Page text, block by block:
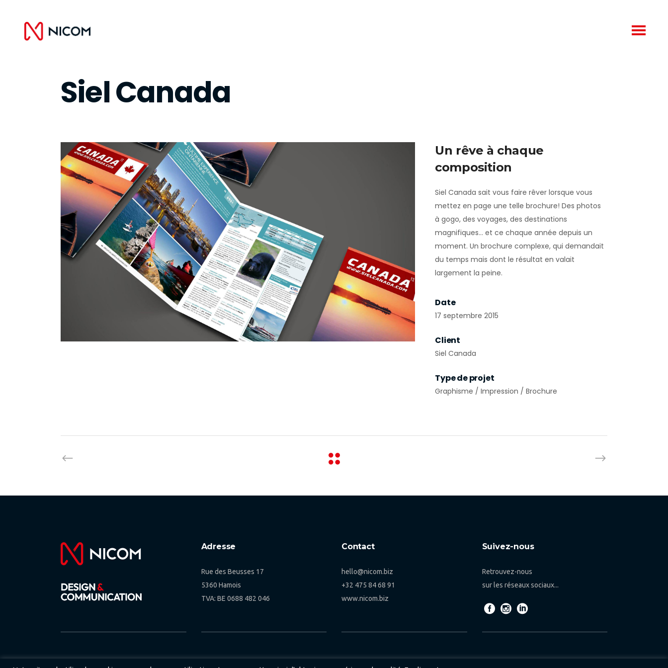
Siel Canada
Un rêve à chaque
composition
Siel Canada sait vous faire rêver lorsque vous
mettez en page une telle brochure! Des photos
à gogo, des voyages, des destinations
magnifiques… et ce chaque année depuis un
moment. Un brochure complexe, qui demandait
du temps mais dont le résultat en valait
largement la peine.
Date
17 septembre 2015
Client
Siel Canada
Type de projet
Graphisme / Impression / Brochure
Adresse
Rue des Beusses 17
5360 Hamois
TVA: BE 0688 482 046
Contact
hello@nicom.biz
+32 475 84 68 91
www.nicom.biz
Suivez-nous
Retrouvez-nous
sur les réseaux sociaux...